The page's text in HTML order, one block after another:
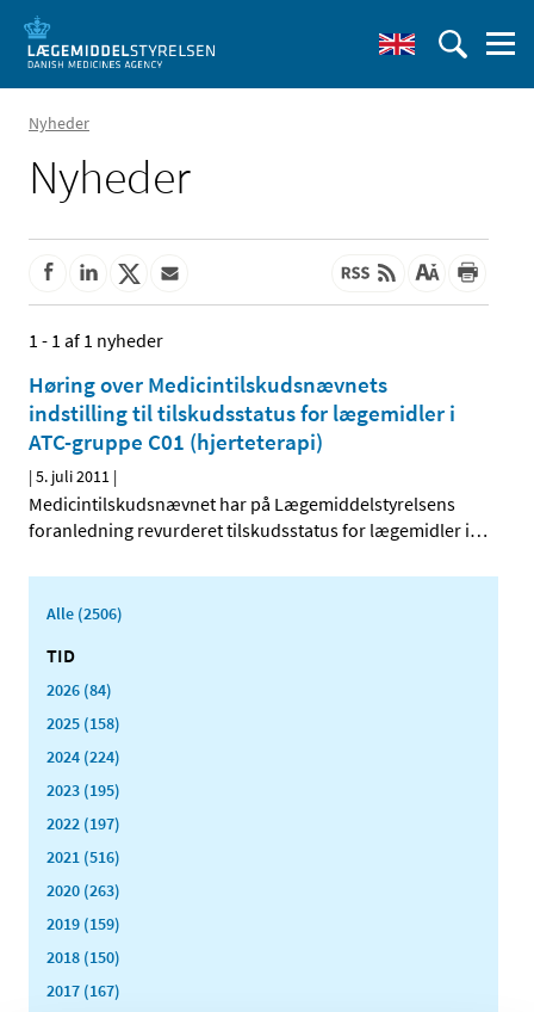
Nyheder
Nyheder
1 - 1 af 1 nyheder
Høring over Medicintilskudsnævnets
indstilling til tilskudsstatus for lægemidler i
ATC-gruppe C01 (hjerteterapi)
|5. juli 2011 |
Medicintilskudsnævnet har på Lægemiddelstyrelsens
foranledning revurderet tilskudsstatus for lægemidler i…
Alle (2506)
TID
2026 (84)
2025 (158)
2024 (224)
2023 (195)
2022 (197)
2021 (516)
2020 (263)
2019 (159)
2018 (150)
2017 (167)